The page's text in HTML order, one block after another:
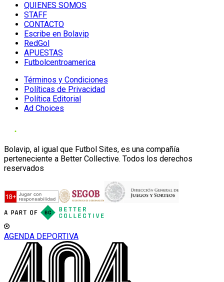
QUIENES SOMOS
STAFF
CONTACTO
Escribe en Bolavip
RedGol
APUESTAS
Futbolcentroamerica
Términos y Condiciones
Políticas de Privacidad
Política Editorial
Ad Choices
Bolavip, al igual que Futbol Sites, es una compañía
perteneciente a Better Collective. Todos los derechos
reservados
AGENDA DEPORTIVA